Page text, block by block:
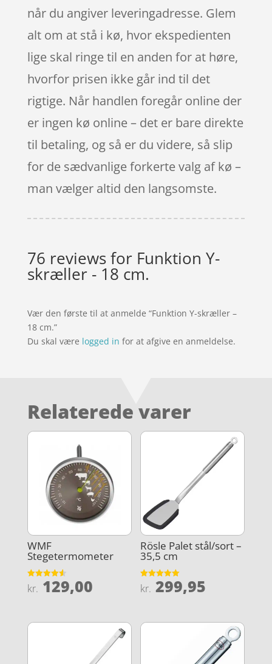
når du angiver leveringadresse. Glem
alt om at stå i kø, hvor ekspedienten
lige skal ringe til en anden for at høre,
hvorfor prisen ikke går ind til det
rigtige. Når handlen foregår online der
er ingen kø online – det er bare direkte
til betaling, og så er du videre, så slip
for de sædvanlige forkerte valg af kø –
man vælger altid den langsomste.
76 reviews for Funktion Y-
skræller - 18 cm.
Vær den første til at anmelde “Funktion Y-skræller –
18 cm.”
Du skal være logged in for at afgive en anmeldelse.
Relaterede varer
WMF
Stegetermometer
Vurderet
4.6
kr. 129,00
Rösle Palet stål/sort –
35,5 cm
Vurderet
5
kr. 299,95